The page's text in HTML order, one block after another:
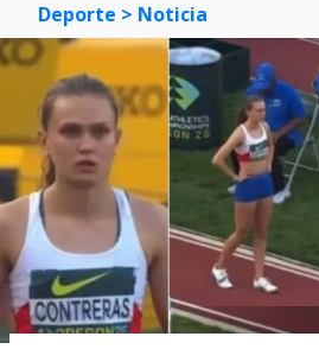
Deporte > Noticia